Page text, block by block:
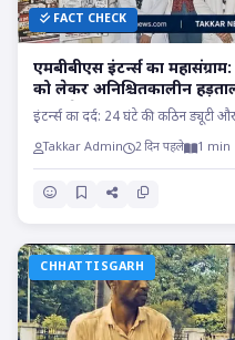
FACT CHECK
एमबीबीएस इंटर्न्स का
को लेकर अनिश्चितकालीन
पर खड़े किए गंभीर सवाल?
इंटर्न्स का दर्द: 24 घंटे की कठिन ड्यूटी
Takkar Admin 2 दिन पहले 1 min
CHHATTISGARH